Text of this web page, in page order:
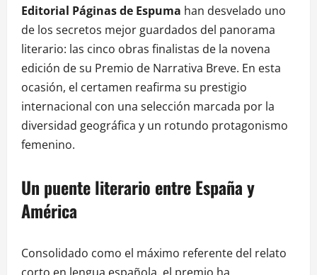
Editorial Páginas de Espuma han desvelado uno
de los secretos mejor guardados del panorama
literario: las cinco obras finalistas de la novena
edición de su Premio de Narrativa Breve. En esta
ocasión, el certamen reafirma su prestigio
internacional con una selección marcada por la
diversidad geográfica y un rotundo protagonismo
femenino.
Un puente literario entre España y
América
Consolidado como el máximo referente del relato